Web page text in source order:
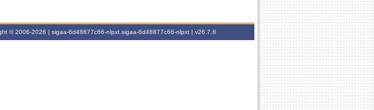
© 2006-2026 | sigaa-6d48877c66-nlpxt.sigaa-6d48877c66-nlpxt | v26.7.8